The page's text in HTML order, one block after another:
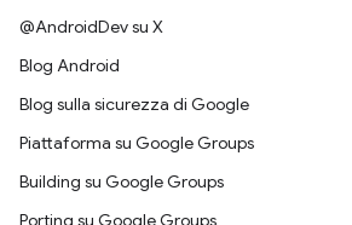
@AndroidDev su X
Blog Android
Blog sulla sicurezza di Google
Piattaforma su Google Groups
Building su Google Groups
Porting su Google Groups